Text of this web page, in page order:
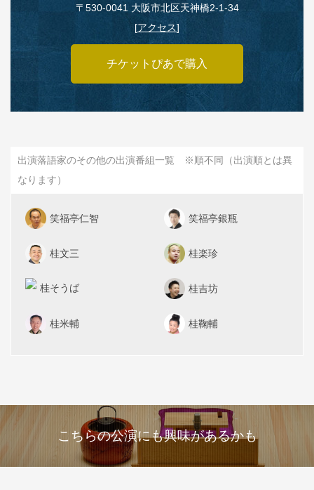
〒530‑0041 大阪市北区天神橋2‑1‑34
[アクセス]
チケットぴあで購入
出演落語家のその他の出演番組一覧 ※順不同（出演順とは異
なります）
笑福亭仁智 笑福亭銀瓶
桂文三 桂楽珍
桂そうば 桂吉坊
桂米輔 桂鞠輔
こちらの公演にも興味があるかも